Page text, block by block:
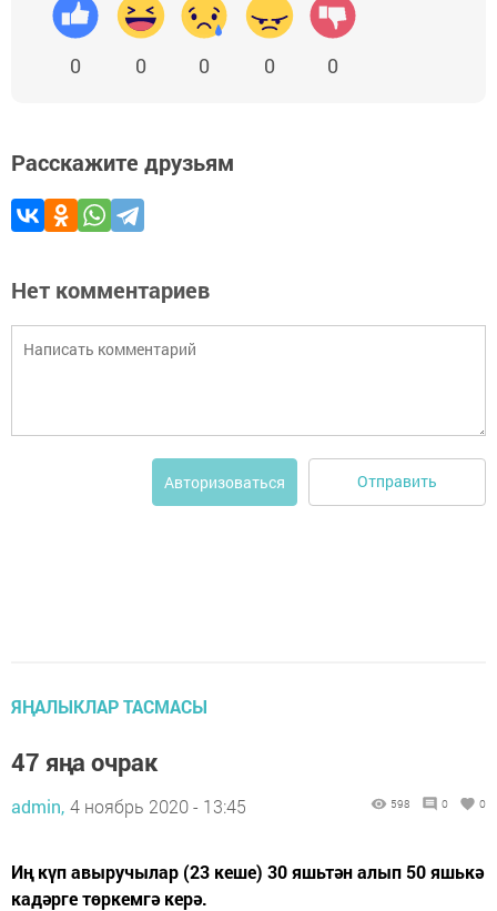
0 0 0 0 0
Расскажите друзьям
Нет комментариев
Авторизоваться Отправить
ЯҢАЛЫКЛАР ТАСМАСЫ
47 яңа очрак
admin, 4 ноябрь 2020 - 13:45 598 0 0
Иң күп авыручылар (23 кеше) 30 яшьтән алып 50 яшькә
кадәрге төркемгә керә.